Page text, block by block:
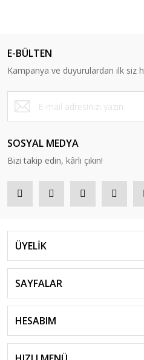
E-BÜLTEN
Kampanya ve duyurulardan ilk siz
SOSYAL MEDYA
Bizi takip edin, kârlı çıkın!
ÜYELİK
SAYFALAR
HESABIM